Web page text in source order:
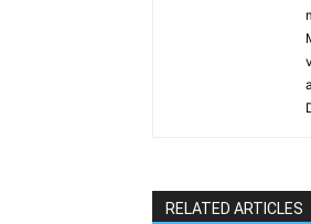
RELATED ARTICLES